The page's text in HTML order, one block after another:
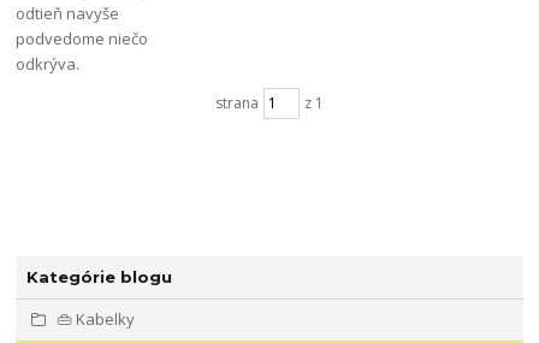
Kategórie blogu
👜 Kabelky
odtieň navyše
podvedome niečo
odkrýva.
strana z 1